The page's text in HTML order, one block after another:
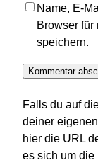
Name, E-
Browser für
speichern.
Falls du auf
deiner
hier die URL
es sich um